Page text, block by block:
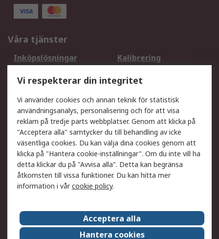
Våra tjänster
Inköpslösningar
Kalibrering
DesignSpark
Teknisk Support
Ditt lokala säljteam
Exportlösningar
Support
Få hjälp
Retur av varor
Leverans
Spåra din order
Begär en fakturakopi
Fördelar med RS-konto
Betalningsalternativ
Om RS
Försäljningsvillkor
Vi respekterar din integritet
Vi använder cookies och annan teknik för statistisk
användningsanalys, personalisering och för att visa
reklam på tredje parts webbplatser. Genom att klicka på
"Acceptera alla" samtycker du till behandling av icke
väsentliga cookies. Du kan välja dina cookies genom att
klicka på "Hantera cookie-inställningar". Om du inte vill ha
detta klickar du på "Avvisa alla". Detta kan begränsa
åtkomsten till vissa funktioner. Du kan hitta mer
information i vårcookie policy.
Acceptera alla
Hantera cookies